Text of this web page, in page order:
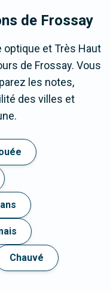
de Frossay
et Très Haut
de Frossay. Vous
les notes,
des villes et
Chauvé